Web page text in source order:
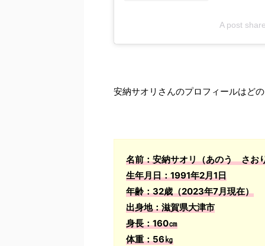
A post
安納サオリさんのプロフィールはど
名前：安納サオリ（あのう さお
生年月日：1991年2月1日
年齢：32歳（2023年7月現在）
出身地：滋賀県大津市
身長：160㎝
体重：56㎏